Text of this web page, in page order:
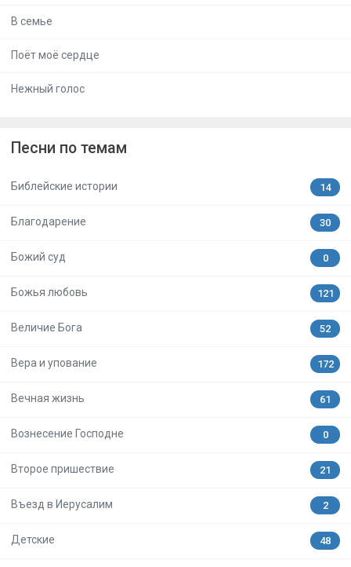
В семье
Поёт моё сердце
Нежный голос
Песни по темам
Библейские истории 14
Благодарение 30
Божий суд 0
Божья любовь 121
Величие Бога 52
Вера и упование 172
Вечная жизнь 61
Вознесение Господне 0
Второе пришествие 21
Въезд в Иерусалим 2
Детские 48